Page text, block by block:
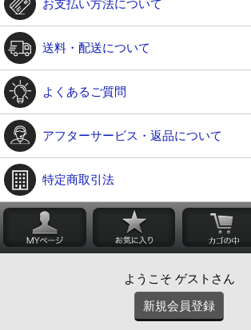
お支払い方法について
送料・配送について
よくあるご質問
アフターサービス・返品について
特定商取引法
ようこそ ゲストさん
新規会員登録